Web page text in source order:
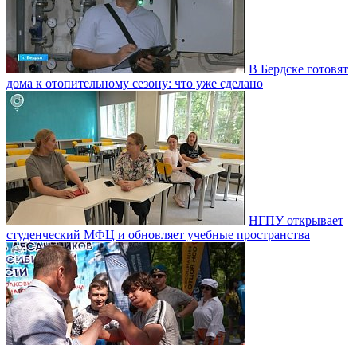
В Бердске готовят
дома к отопительному сезону: что уже сделано
НГПУ открывает
студенческий МФЦ и обновляет учебные пространства